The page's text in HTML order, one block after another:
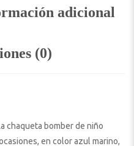
adicional
(0)
chaqueta bomber de niño
en color azul marino,